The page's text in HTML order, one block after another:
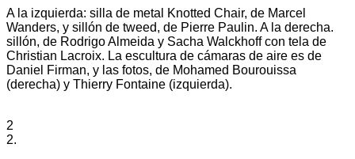
A la izquierda: silla de metal Knotted Chair, de Marcel
Wanders, y sillón de tweed, de Pierre Paulin. A la derecha.
sillón, de Rodrigo Almeida y Sacha Walckhoff con tela de
Christian Lacroix. La escultura de cámaras de aire es de
Daniel Firman, y las fotos, de Mohamed Bourouissa
(derecha) y Thierry Fontaine (izquierda).
2
2.